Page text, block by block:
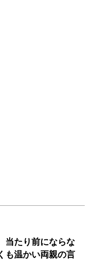
当たり前にならな
も温かい両親の言